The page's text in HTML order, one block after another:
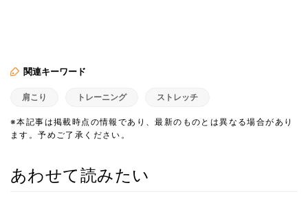
関連キーワード
肩こり トレーニング ストレッチ
※本記事は掲載時点の情報であり、最新のものとは異なる場合があり
ます。予めご了承ください。
あわせて読みたい